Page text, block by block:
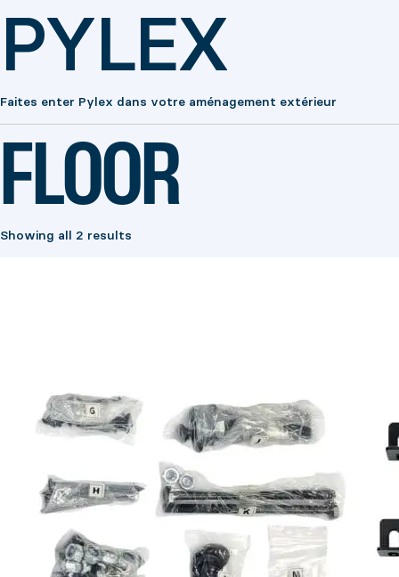
PYLEX
Faites enter Pylex dans votre aménagement extérieur
FLOOR
Showing all 2 results